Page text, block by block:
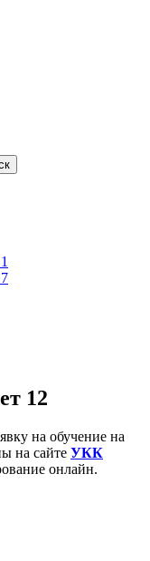
Коркино —
12
на обучение на
на сайте УКК
онлайн.